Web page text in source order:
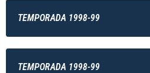
TEMPORADA 1998-99
TEMPORADA 1998-99